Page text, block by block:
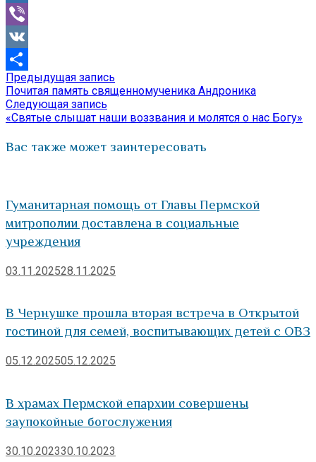
Mail.Ru
Viber
VK
Отправить
Навигация
по
записям
Предыдущая запись
запись:
Почитая память священномученика Андроника
Следующая запись
запись:
«Святые слышат наши воззвания и молятся о нас Богу»
Вас также может заинтересовать
Гуманитарная помощь от Главы Пермской
митрополии доставлена в социальные
учреждения
03.11.202528.11.2025
В Чернушке прошла вторая встреча в Открытой
гостиной для семей, воспитывающих детей с ОВЗ
05.12.202505.12.2025
В храмах Пермской епархии совершены
заупокойные богослужения
30.10.202330.10.2023